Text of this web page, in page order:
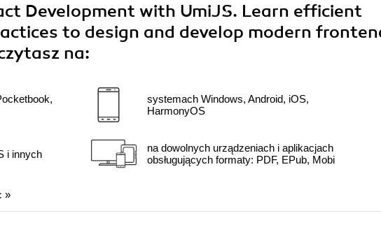
Development with UmiJS. Learn efficient
to design and develop modern
na:
i innych
systemach Windows, Android, iOS,
HarmonyOS
na dowolnych urządzeniach i aplikacjach
obsługujących formaty: PDF, EPub, Mobi
»